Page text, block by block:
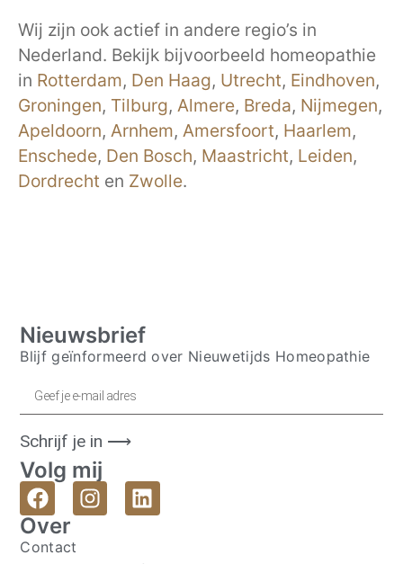
Wij zijn ook actief in andere regio’s in
Nederland. Bekijk bijvoorbeeld homeopathie
in Rotterdam, Den Haag, Utrecht, Eindhoven,
Groningen, Tilburg, Almere, Breda, Nijmegen,
Apeldoorn, Arnhem, Amersfoort, Haarlem,
Enschede, Den Bosch, Maastricht, Leiden,
Dordrecht en Zwolle.
Nieuwsbrief
Blijf geïnformeerd over Nieuwetijds Homeopathie
Schrijf je in ⟶
Volg mij
Over
Contact